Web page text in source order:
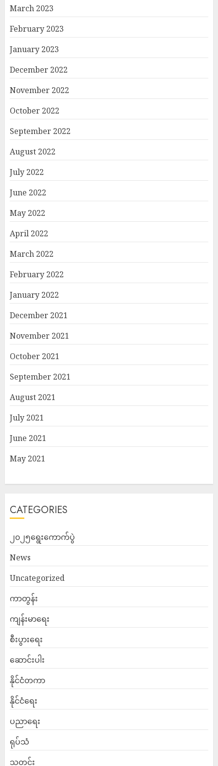
March 2023
February 2023
January 2023
December 2022
November 2022
October 2022
September 2022
August 2022
July 2022
June 2022
May 2022
April 2022
March 2022
February 2022
January 2022
December 2021
November 2021
October 2021
September 2021
August 2021
July 2021
June 2021
May 2021
CATEGORIES
၂၀၂၅ရွေးကောက်ပွဲ
News
Uncategorized
ကာတွန်း
ကျန်းမာရေး
စီးပွားရေး
ဆောင်းပါး
နိုင်ငံတကာ
နိုင်ငံရေး
ပညာရေး
ရုပ်သံ
သတင်း